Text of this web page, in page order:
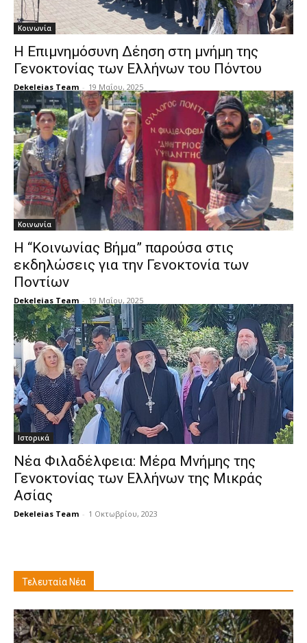
Κοινωνία
Η Επιμνημόσυνη Δέηση στη μνήμη της
Γενοκτονίας των Ελλήνων του Πόντου
Dekeleias Team - 19 Μαΐου, 2025
Κοινωνία
Η “Κοινωνίας Βήμα” παρούσα στις
εκδηλώσεις για την Γενοκτονία των
Ποντίων
Dekeleias Team - 19 Μαΐου, 2025
Ιστορικά
Νέα Φιλαδέλφεια: Μέρα Μνήμης της
Γενοκτονίας των Ελλήνων της Μικράς
Ασίας
Dekeleias Team - 1 Οκτωβρίου, 2023
Τελευταία Νέα